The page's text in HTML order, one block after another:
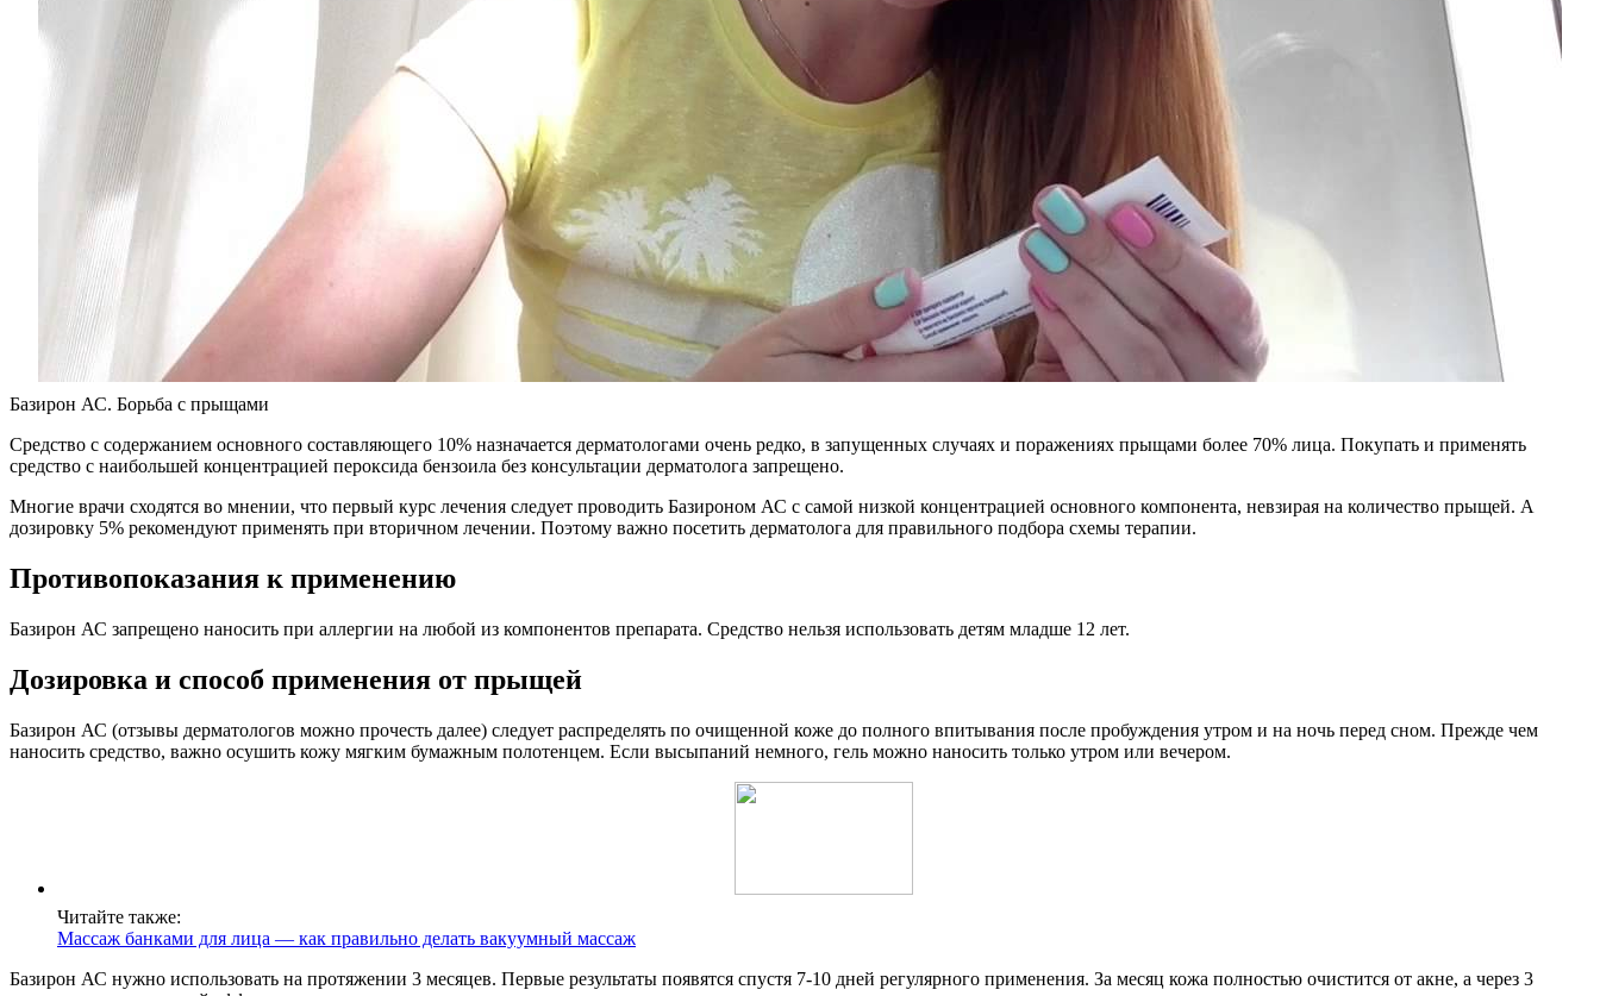
Базирон АС. Борьба с прыщами
Средство с содержанием основного составляющего 10% назначается дерматологами очень редко, в запущенных случаях и поражениях прыщами более 70% лица. Покупать и применять
средство с наибольшей концентрацией пероксида бензоила без консультации дерматолога запрещено.
Многие врачи сходятся во мнении, что первый курс лечения следует проводить Базироном АС с самой низкой концентрацией основного компонента, невзирая на количество прыщей. А
дозировку 5% рекомендуют применять при вторичном лечении. Поэтому важно посетить дерматолога для правильного подбора схемы терапии.
Противопоказания к применению
Базирон АС запрещено наносить при аллергии на любой из компонентов препарата. Средство нельзя использовать детям младше 12 лет.
Дозировка и способ применения от прыщей
Базирон АС (отзывы дерматологов можно прочесть далее) следует распределять по очищенной коже до полного впитывания после пробуждения утром и на ночь перед сном. Прежде чем
наносить средство, важно осушить кожу мягким бумажным полотенцем. Если высыпаний немного, гель можно наносить только утром или вечером.
Читайте также:
Массаж банками для лица — как правильно делать вакуумный массаж
Базирон АС нужно использовать на протяжении 3 месяцев. Первые результаты появятся спустя 7-10 дней регулярного применения. За месяц кожа полностью очистится от акне, а через 3